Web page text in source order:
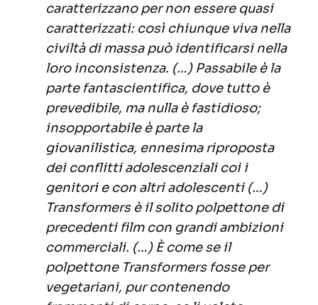
caratterizzano per non essere quasi
caratterizzati: così chiunque viva nella
civiltà di massa può identificarsi nella
loro inconsistenza. (…) Passabile è la
parte fantascientifica, dove tutto è
prevedibile, ma nulla è fastidioso;
insopportabile è parte la
giovanilistica, ennesima riproposta
dei conflitti adolescenziali coi i
genitori e con altri adolescenti (…)
Transformers è il solito polpettone di
precedenti film con grandi ambizioni
commerciali. (…) È come se il
polpettone Transformers fosse per
vegetariani, pur contenendo